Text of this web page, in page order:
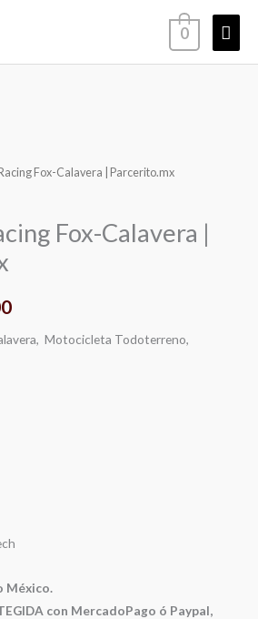
0
Fox-Calavera | Parcerito.mx
Fox-Calavera |
precio
es:
Motocicleta Todoterreno,
México.
con MercadoPago ó Paypal,